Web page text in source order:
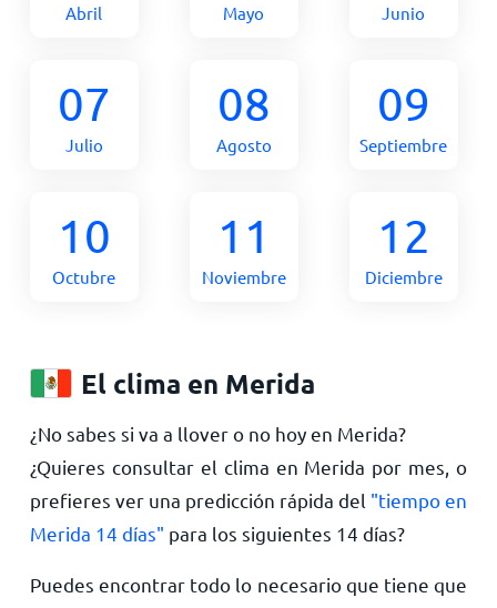
Abril Mayo Junio
07
Julio
08
Agosto
09
Septiembre
10
Octubre
11
Noviembre
12
Diciembre
El clima en Merida
¿No sabes si va a llover o no hoy en Merida?
¿Quieres consultar el clima en Merida por mes, o
prefieres ver una predicción rápida del "tiempo en
Merida 14 días" para los siguientes 14 días?
Puedes encontrar todo lo necesario que tiene que